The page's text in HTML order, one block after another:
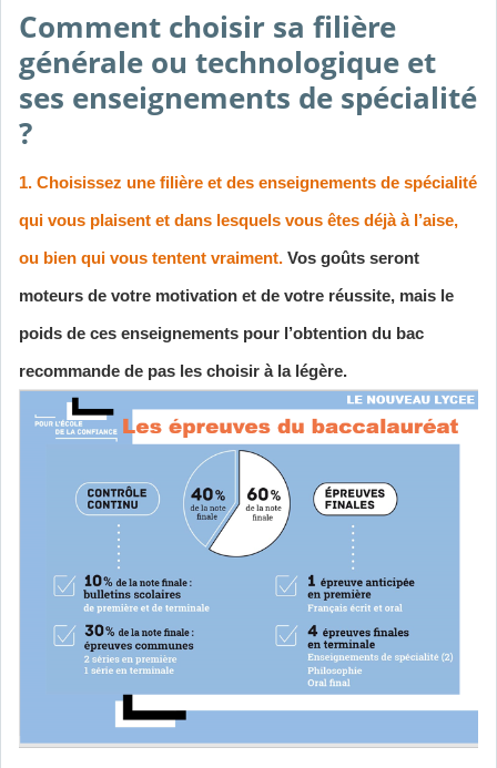
Comment choisir sa filière
générale ou technologique et
ses enseignements de spécialité
?
1. Choisissez une filière et des enseignements de spécialité
qui vous plaisent et dans lesquels vous êtes déjà à l’aise,
ou bien qui vous tentent vraiment. Vos goûts seront
moteurs de votre motivation et de votre réussite, mais le
poids de ces enseignements pour l’obtention du bac
recommande de pas les choisir à la légère.